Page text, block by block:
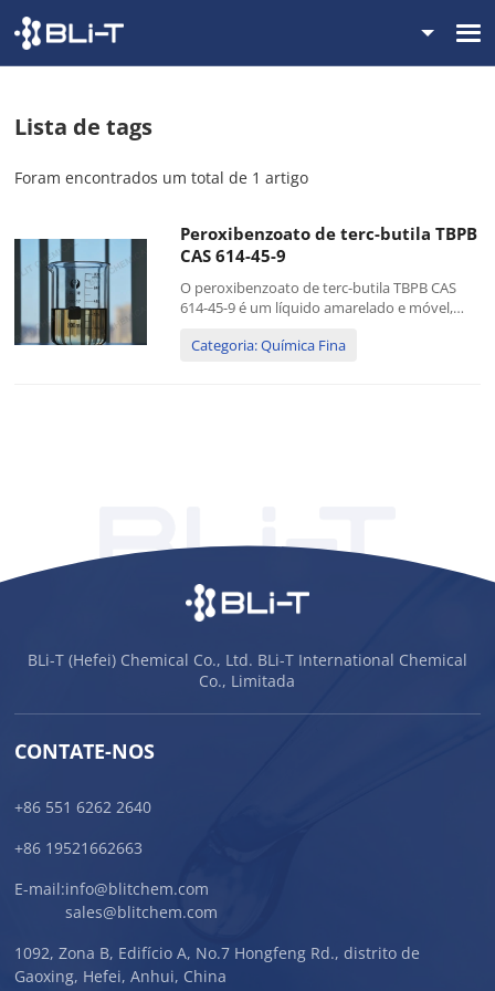
Lista de tags
Foram encontrados um total de 1 artigo
Peroxibenzoato de terc-butila TBPB
CAS 614-45-9
O peroxibenzoato de terc-butila TBPB CAS
614-45-9 é um líquido amarelado e móvel,
tecnicamente puro. Este peréster aromático é
Categoria: Química Fina
BLi-T (Hefei) Chemical Co., Ltd. BLi-T International Chemical
Co., Limitada
CONTATE-NOS
+86 551 6262 2640
+86 19521662663
E-mail:info@blitchem.com
sales@blitchem.com
1092, Zona B, Edifício A, No.7 Hongfeng Rd., distrito de
Gaoxing, Hefei, Anhui, China